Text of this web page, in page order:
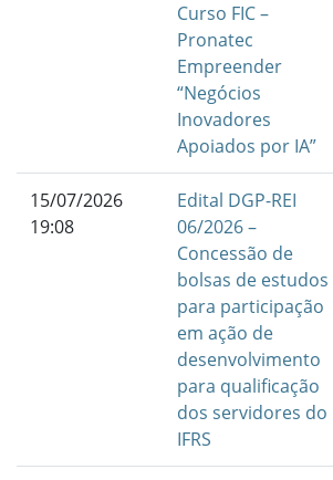
Curso FIC –
Pronatec
Empreender
“Negócios
Inovadores
Apoiados por IA”
15/07/2026
19:08
Edital DGP-REI
06/2026 –
Concessão de
bolsas de estudos
para participação
em ação de
desenvolvimento
para qualificação
dos servidores do
IFRS